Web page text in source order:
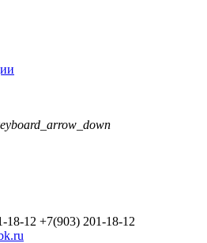
18-12 +7(903) 201-18-12